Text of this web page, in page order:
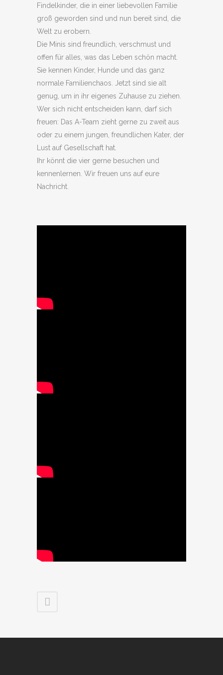
Findelkinder, die in einer liebevollen Familie
groß geworden sind und nun bereit sind, die
Welt zu erobern.
Die Minis sind freundlich, verschmust und
offen für alles, was das Leben schön macht.
Sie kennen Kinder, Hunde und das ganz
normale Familienchaos. Jetzt sind sie alt
genug, um in ihr eigenes Zuhause zu ziehen.
Wer sich nicht entscheiden kann, darf sich
freuen: Das A-Team zieht gerne zu zweit aus
oder zu einem jungen, freundlichen Kater, der
Lust auf Gesellschaft hat.
Ihr könnt die vier gerne besuchen und
kennenlernen. Wir freuen uns auf eure
Nachricht.